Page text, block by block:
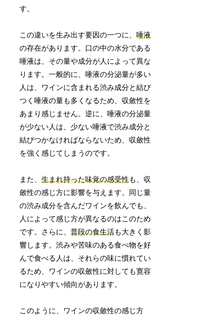
す。
この違いを生み出す要因の一つに、唾液
の存在があります。口の中の水分である
唾液は、その量や成分が人によって異な
ります。一般的に、唾液の分泌量が多い
人は、ワインに含まれる渋み成分と結び
つく唾液の量も多くなるため、収斂性を
あまり感じません。逆に、唾液の分泌量
が少ない人は、少ない唾液で渋み成分と
結びつかなければならないため、収斂性
を強く感じてしまうのです。
また、生まれ持った味覚の感受性も、収
斂性の感じ方に影響を与えます。同じ量
の渋み成分を含んだワインを飲んでも、
人によって感じ方が異なるのはこのため
です。さらに、普段の食生活も大きく影
響します。渋みや苦味のある食べ物を好
んで食べる人は、それらの味に慣れてい
るため、ワインの収斂性に対しても寛容
になりやすい傾向があります。
このように、ワインの収斂性の感じ方